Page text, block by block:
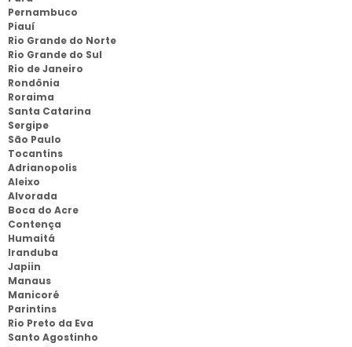
Pernambuco
Piauí
Rio Grande do Norte
Rio Grande do Sul
Rio de Janeiro
Rondônia
Roraima
Santa Catarina
Sergipe
São Paulo
Tocantins
Adrianopolis
Aleixo
Alvorada
Boca do Acre
Contença
Humaitá
Iranduba
Japiin
Manaus
Manicoré
Parintins
Rio Preto da Eva
Santo Agostinho